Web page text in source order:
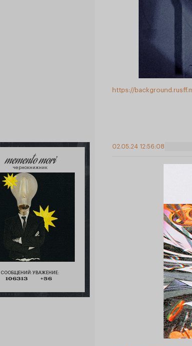
https://
memento mori
чернокнижник
СООБЩЕНИЙ:
106313
УВАЖЕНИЕ:
+56
02.05.24 12:56:08